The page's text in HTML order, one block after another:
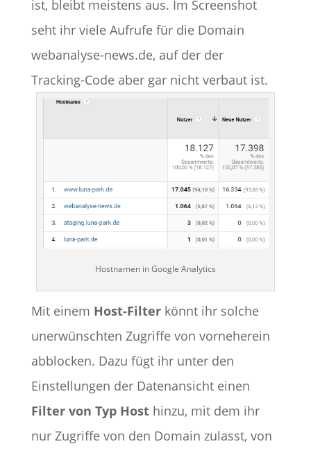
ist, bleibt meistens aus. Im Screenshot
seht ihr viele Aufrufe für die Domain
webanalyse-news.de, auf der der
Tracking-Code aber gar nicht verbaut ist.
Hostnamen in Google Analytics
Mit einem Host-Filterkönnt ihr solche
unerwünschten Zugriffe von vorneherein
abblocken. Dazu fügt ihr unter den
Einstellungen der Datenansicht einen
Filter von Typ Hosthinzu, mit dem ihr
nur Zugriffe von den Domain zulasst, von